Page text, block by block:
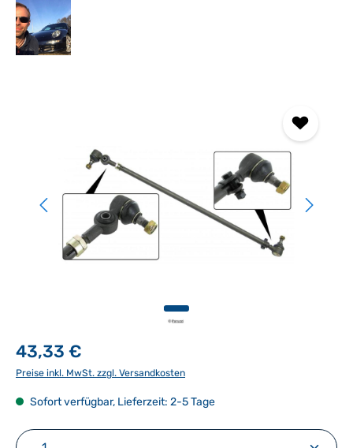
43,33 €
Preise inkl. MwSt. zzgl. Versandkosten
Sofort verfügbar, Lieferzeit: 2-5 Tage
Produkt Anzahl: Gib den gewünschten Wert ein